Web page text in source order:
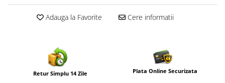
Adauga la Favorite Cere informatii
Retur Simplu 14 Zile Plata Online Securizata